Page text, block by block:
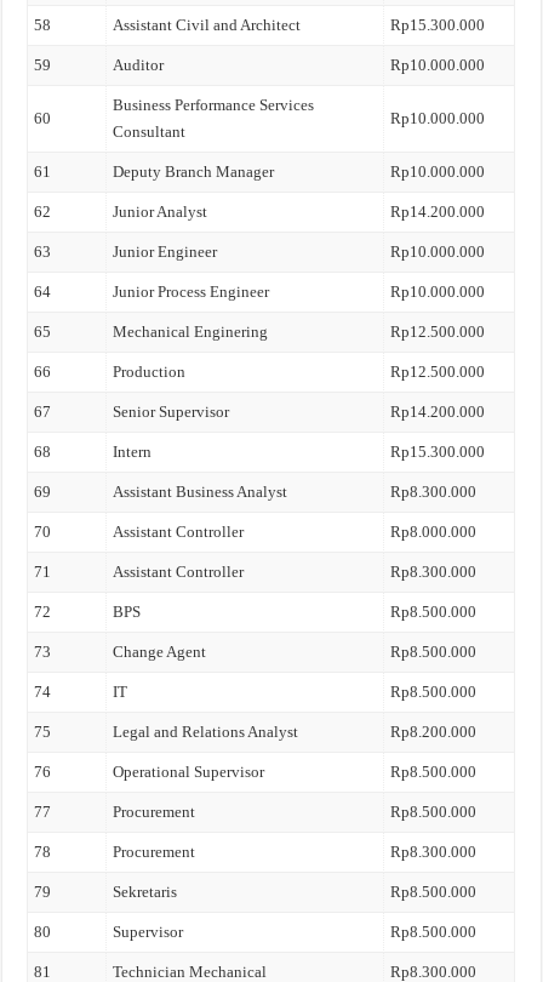
58 Assistant Civil and Architect Rp15.300.000
59 Auditor Rp10.000.000
60
Business Performance Services
Consultant
Rp10.000.000
61 Deputy Branch Manager Rp10.000.000
62 Junior Analyst Rp14.200.000
63 Junior Engineer Rp10.000.000
64 Junior Process Engineer Rp10.000.000
65 Mechanical Enginering Rp12.500.000
66 Production Rp12.500.000
67 Senior Supervisor Rp14.200.000
68 Intern Rp15.300.000
69 Assistant Business Analyst Rp8.300.000
70 Assistant Controller Rp8.000.000
71 Assistant Controller Rp8.300.000
72 BPS Rp8.500.000
73 Change Agent Rp8.500.000
74 IT Rp8.500.000
75 Legal and Relations Analyst Rp8.200.000
76 Operational Supervisor Rp8.500.000
77 Procurement Rp8.500.000
78 Procurement Rp8.300.000
79 Sekretaris Rp8.500.000
80 Supervisor Rp8.500.000
81 Technician Mechanical Rp8.300.000